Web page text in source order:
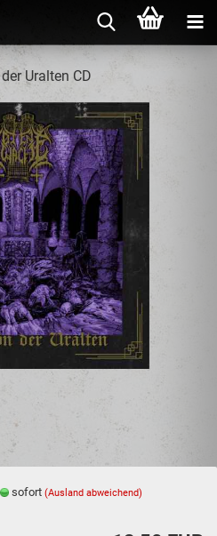
Uralten CD
sofort(Ausland abweichend)